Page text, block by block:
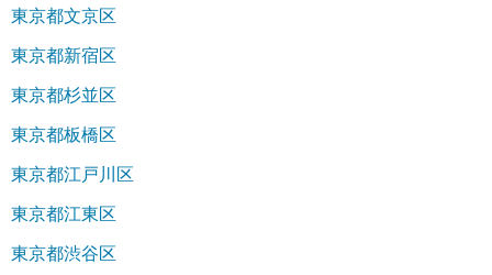
東京都文京区
東京都新宿区
東京都杉並区
東京都板橋区
東京都江戸川区
東京都江東区
東京都渋谷区